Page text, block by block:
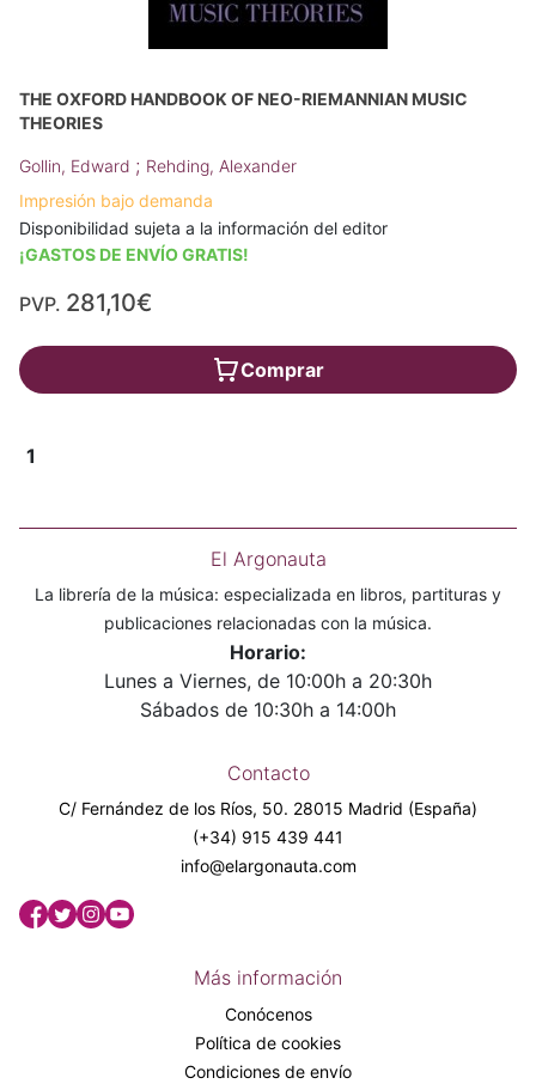
THE OXFORD HANDBOOK OF NEO-RIEMANNIAN MUSIC
THEORIES
Gollin, Edward ; Rehding, Alexander
Impresión bajo demanda
Disponibilidad sujeta a la información del editor
¡GASTOS DE ENVÍO GRATIS!
PVP. 281,10€
Comprar
1
El Argonauta
La librería de la música: especializada en libros, partituras y
publicaciones relacionadas con la música.
Horario:
Lunes a Viernes, de 10:00h a 20:30h
Sábados de 10:30h a 14:00h
Contacto
C/ Fernández de los Ríos, 50. 28015 Madrid (España)
(+34) 915 439 441
info@elargonauta.com
Más información
Conócenos
Política de cookies
Condiciones de envío